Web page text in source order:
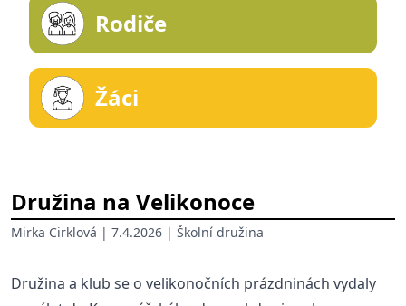
Rodiče
Žáci
Družina na Velikonoce
Mirka Cirklová | 7.4.2026 | Školní družina
Družina a klub se o velikonočních prázdninách vydaly